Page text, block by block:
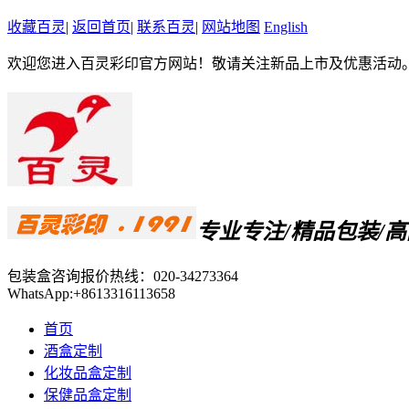
收藏百灵| 返回首页| 联系百灵| 网站地图 English
欢迎您进入百灵彩印官方网站！敬请关注新品上市及优惠活动。
专业专注/精品包装/
包装盒咨询报价热线： 020-34273364
WhatsApp:+8613316113658
首页
酒盒定制
化妆品盒定制
保健品盒定制